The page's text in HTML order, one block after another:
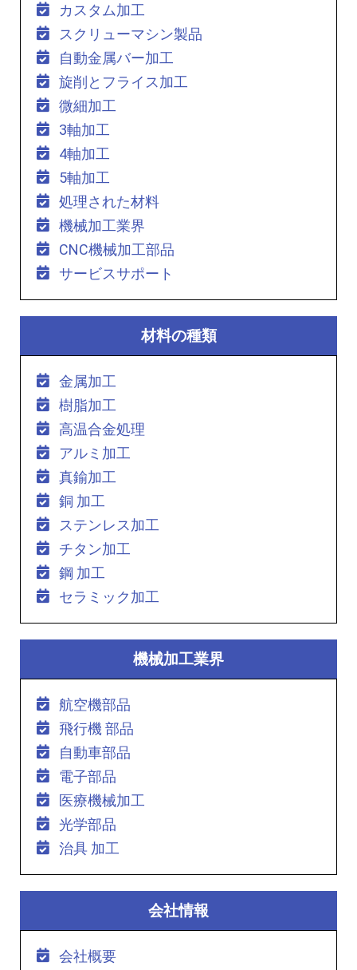
カスタム加工
スクリューマシン製品
自動金属バー加工
旋削とフライス加工
微細加工
3軸加工
4軸加工
5軸加工
処理された材料
機械加工業界
CNC機械加工部品
サービスサポート
材料の種類
金属加工
樹脂加工
高温合金処理
アルミ加工
真鍮加工
銅 加工
ステンレス加工
チタン加工
鋼 加工
セラミック加工
機械加工業界
航空機部品
飛行機 部品
自動車部品
電子部品
医療機械加工
光学部品
治具 加工
会社情報
会社概要